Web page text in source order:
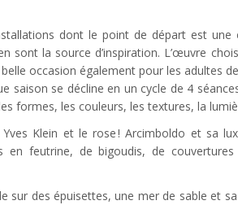
dont le point de départ est
sont la source d’inspiration. L’œuvre
belle occasion également pour les adultes
saison se décline en un cycle de 4
formes, les couleurs, les textures, la
Klein et le rose ! Arcimboldo et sa
en feutrine, de bigoudis, de
sur des épuisettes, une mer de sable et